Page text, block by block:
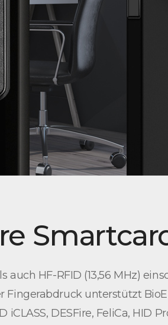
HF-RFID (13,56 MHz)
Fingerabdruck unterstützt
DESFire, FeliCa, HID